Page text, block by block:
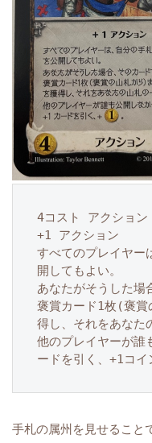
4コスト アクション
+1 アクション
すべてのプレイヤー
開してもよい。
あなたがそうした場
褒賞カード1枚(褒賞
得し、それをあなた
他のプレイヤーが誰
ードを引く、+1コイ
手札の属州を見せること